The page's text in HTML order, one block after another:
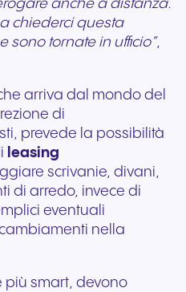
anche a distanza.
chiederci questa
sono tornate in ufficio”,
arriva dal mondo del
di
prevede la possibilità
leasing
scrivanie, divani,
di arredo, invece di
eventuali
nella
più smart, devono